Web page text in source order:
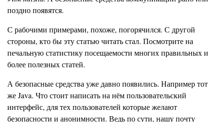
поздно появятся.
С рабочими примерами, похоже, погорячился. С другой
стороны, кто бы эту статью читать стал. Посмотрите на
печальную статистику посещаемости многих правильных и
более полезных статей.
А безопасные средства уже давно появились. Например тот
же Java. Что стоит написать на нём пользовательский
интерфейс, для тех пользователей которые желают
безопасности и анонимности. Ведь по сути, нашу почту